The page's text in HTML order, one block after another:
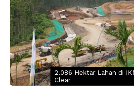
2.086 Hektar Lahan di
Clear